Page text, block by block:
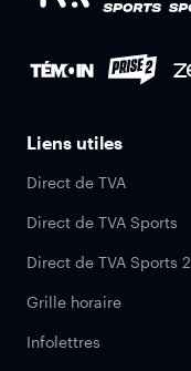
Liens utiles
Direct de TVA
Direct de TVA Sports
Direct de TVA Sports 2
Grille horaire
Infolettres